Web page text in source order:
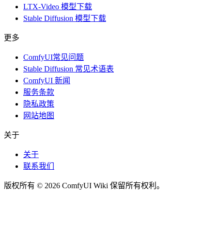
LTX-Video 模型下载
Stable Diffusion 模型下载
更多
ComfyUI常见问题
Stable Diffusion 常见术语表
ComfyUI 新闻
服务条款
隐私政策
网站地图
关于
关于
联系我们
版权所有 © 2026 ComfyUI Wiki 保留所有权利。